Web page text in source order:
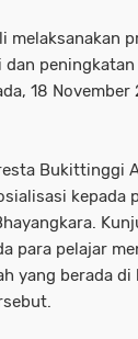
dan
18 November
Bukittinggi
kepada
para pelajar
yang berada di